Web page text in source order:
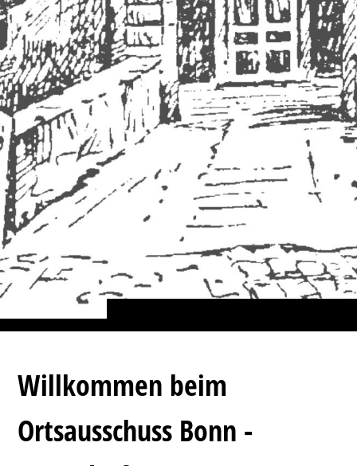
Willkommen beim
Ortsausschuss Bonn -